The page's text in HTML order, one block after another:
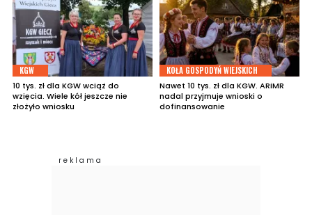
KGW
10 tys. zł dla KGW wciąż do
wzięcia. Wiele kół jeszcze nie
złożyło wniosku
KOŁA GOSPODYŃ WIEJSKICH
Nawet 10 tys. zł dla KGW. ARiMR
nadal przyjmuje wnioski o
dofinansowanie